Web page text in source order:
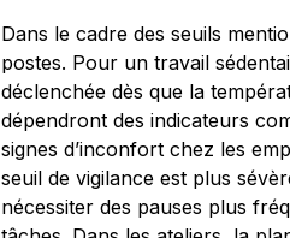
Dans le cadre des seuils
postes. Pour un travail
déclenchée dès que la
dépendront des indicateurs
signes d’inconfort chez les
seuil de vigilance est plus
nécessiter des pauses plus